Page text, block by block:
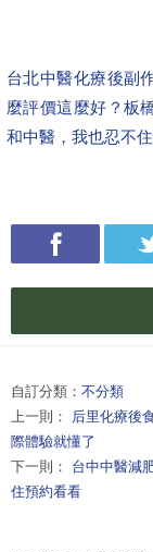
台北中醫化療後副
麼評價這麼好？ 板
和中醫，我也忍不
自訂分類： 不分類
上一則： 后里化療後
際體驗就懂了
下一則： 台中中醫減
住預約看看